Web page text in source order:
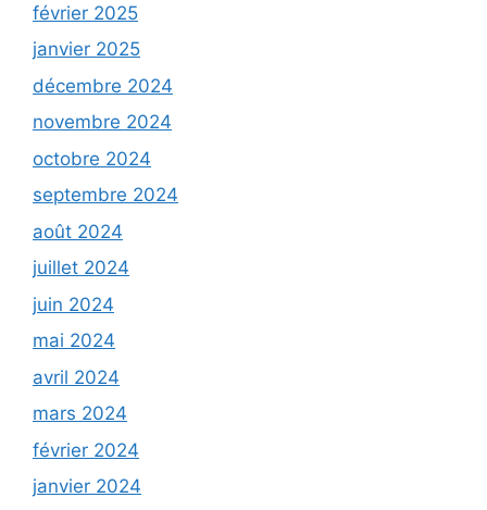
février 2025
janvier 2025
décembre 2024
novembre 2024
octobre 2024
septembre 2024
août 2024
juillet 2024
juin 2024
mai 2024
avril 2024
mars 2024
février 2024
janvier 2024